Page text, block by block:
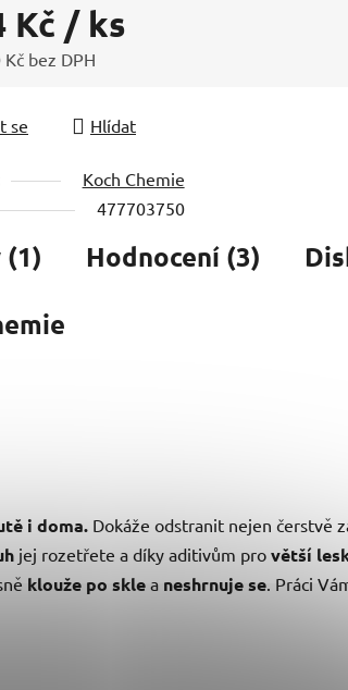
Kč / ks
bez DPH
se
Hlídat
Koch Chemie
477703750
Hodnocení (3)
i doma. Dokáže odstranit nejen čerstvě
jej rozetřete a díky aditivům pro větší
klouže po skle a neshrnuje se . Práci